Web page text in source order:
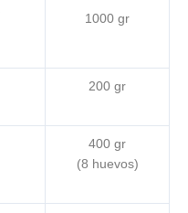
1000 gr
200 gr
400 gr
(8 huevos)